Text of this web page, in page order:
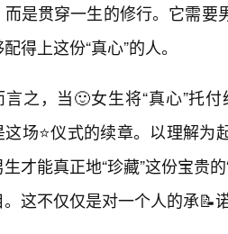
而是贯穿一生的修行。它需
得上这份“真心”的人。
言之，当🙂女生将“真心”托
这场⭐仪式的续章。以理解
才能真正地“珍藏”这份宝贵
这不仅仅是对一个人的承📝